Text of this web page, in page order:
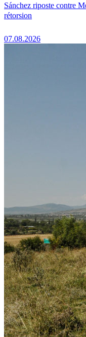
Sánchez riposte contre
rétorsion
07.08.2026